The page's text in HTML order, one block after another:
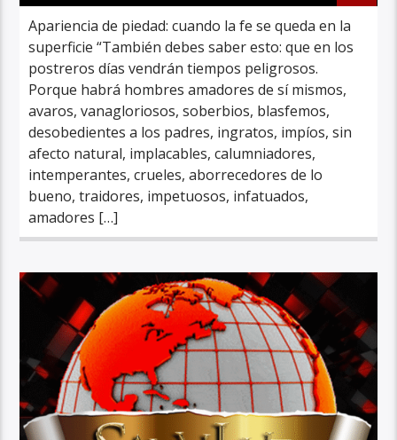
Apariencia de piedad: cuando la fe se queda en la
superficie “También debes saber esto: que en los
postreros días vendrán tiempos peligrosos.
Porque habrá hombres amadores de sí mismos,
avaros, vanagloriosos, soberbios, blasfemos,
desobedientes a los padres, ingratos, impíos, sin
afecto natural, implacables, calumniadores,
intemperantes, crueles, aborrecedores de lo
bueno, traidores, impetuosos, infatuados,
amadores […]